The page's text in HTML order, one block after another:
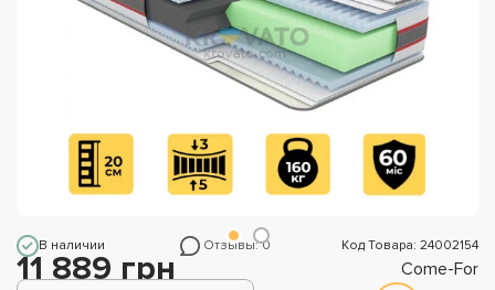
В наличии Отзывы: 0 Код Товара: 24002154
11 889 грн Come-For